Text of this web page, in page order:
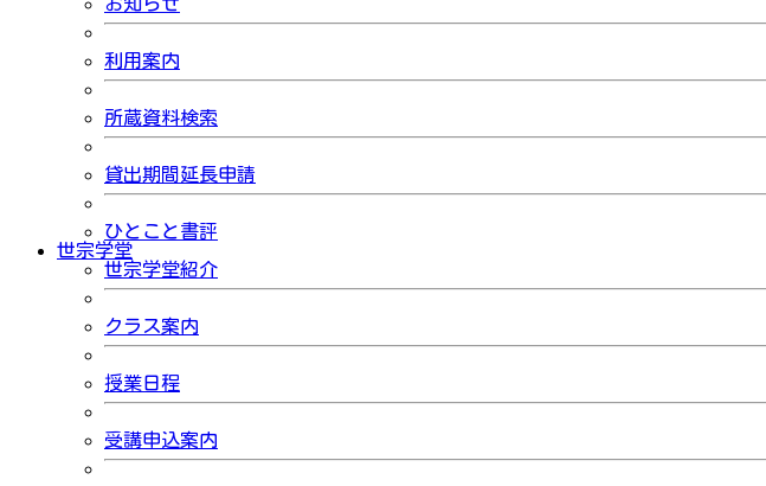
利用案内
所蔵資料検索
貸出期間延長申請
ひとこと書評
世宗学堂
世宗学堂紹介
クラス案内
授業日程
受講申込案内